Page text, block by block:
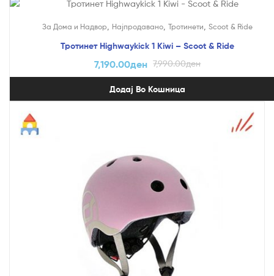
За Дома и Надвор Најпродавано Тротинети Scoot & Ride
Тротинет Highwaykick 1 Kiwi – Scoot & Ride
7,990.00ден
7,190.00ден
Додај Во Кошница